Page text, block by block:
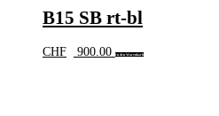
B15 SB rt-bl
CHF 900.00 In den Warenkorb